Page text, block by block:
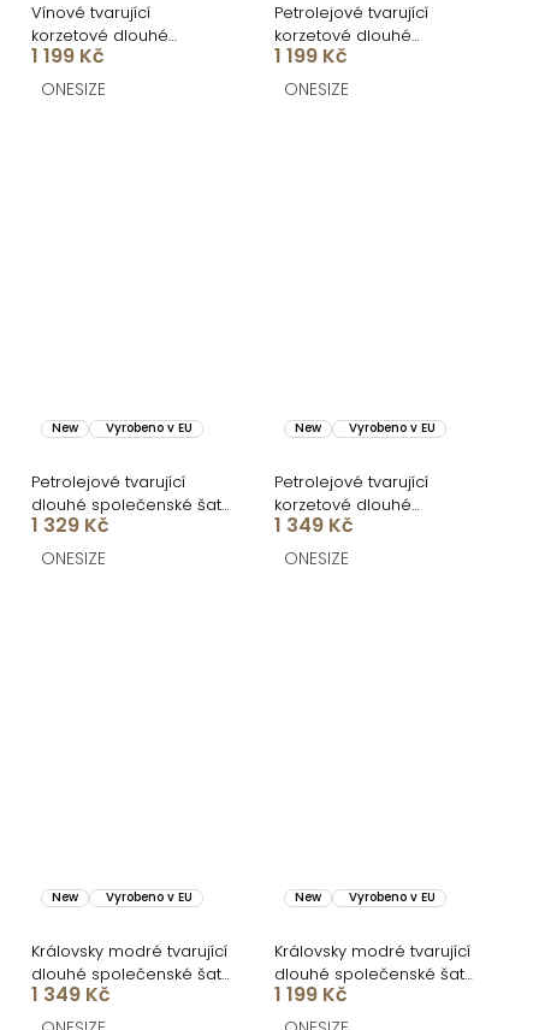
Vínové tvarující
korzetové dlouhé
společenské šaty
BRANFLA
1 199 Kč
ONESIZE
Petrolejové tvarující
korzetové dlouhé
společenské šaty
BRANFLA
1 199 Kč
ONESIZE
New Vyrobeno v EU
Petrolejové tvarující
dlouhé společenské šaty
CRUNCHA na jedno
rameno
1 329 Kč
ONESIZE
New Vyrobeno v EU
Petrolejové tvarující
korzetové dlouhé
společenské šaty
FRUESTA
1 349 Kč
ONESIZE
New Vyrobeno v EU
Královsky modré tvarující
dlouhé společenské šaty
FRUESTA
1 349 Kč
New Vyrobeno v EU
Královsky modré tvarující
dlouhé společenské šaty
BRANFLA
1 199 Kč